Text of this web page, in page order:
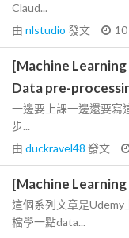
Claud...
由 nlstudio 發文
[Machine Learning
Data pre-
一邊要上課一邊還要寫
步...
由 duckravel48 發文
[Machine Learning
這個系列文章是Udemy
檔學一點data...